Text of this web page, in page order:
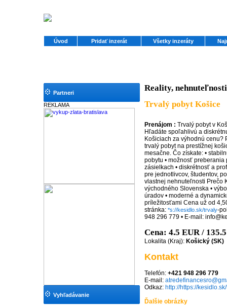
Úvod Pridať inzerát Všetky inzeráty
Partneri
REKLAMA
Vyhľadávanie
Reality, nehnuteľnosti
Trvalý pobyt Košice
Prenájom : Trvalý pobyt v
Hľadáte spoľahlivú a
Košiciach za výhodnú cenu?
trvalý pobyt na prestížnej
mesačne. Čo získate: •
pobytu • možnosť preberania
zásielkach • diskrétnosť a
pre jednotlivcov, študentov,
vlastnej nehnuteľnosti Prečo
východného Slovenska •
úradov • moderné a
príležitosťami Cena už od
stránka: *s://kesidlo.sk/trvaly-
948 296 779 • E-mail:
Cena: 4.5 EUR /
Lokalita (Kraj): Košický (SK)
Kontakt
Telefón: +421 948 296 779
E-mail:
Odkaz: http://https://
Ďalšie obrázky